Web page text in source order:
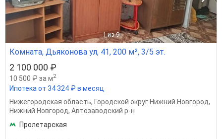
1 из 9
Комната, Дьяконова ул, 41, 200 м², 3/5 эт.
2 100 000 ₽
10 500 ₽ за м2
Ипотека от 34 324 ₽ в месяц
Нижегородская область, Городской округ Нижний Новгород,
Нижний Новгород, Автозаводский р-н
Пролетарская